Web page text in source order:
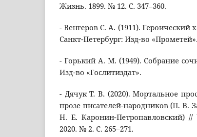
Жизнь. 1899. № 12. С. 347–360.
- Венгеров С. А. (1911). Героический
Санкт-Петербург: Изд-во «Прометей».
- Горький А. М. (1949). Собрание
Изд-во «Гослитиздат».
- Дячук Т. В. (2020). Мортальное
прозе писателей-народников (П. В.
Н. Е. Каронин-Петропавловский) //
2020. № 2. С. 265–271.